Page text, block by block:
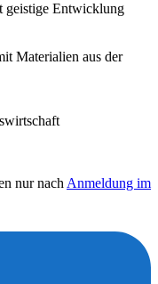
geistige Entwicklung
Materialien aus der
nur nach Anmeldung im